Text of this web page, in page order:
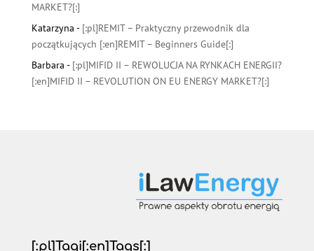
MARKET?[:]
Katarzyna - [:pl]REMIT – Praktyczny przewodnik dla
początkujących [:en]REMIT – Beginners Guide[:]
Barbara - [:pl]MIFID II – REWOLUCJA NA RYNKACH ENERGII?
[:en]MIFID II – REVOLUTION ON EU ENERGY MARKET?[:]
[:pl]Tagi[:en]Tags[:]